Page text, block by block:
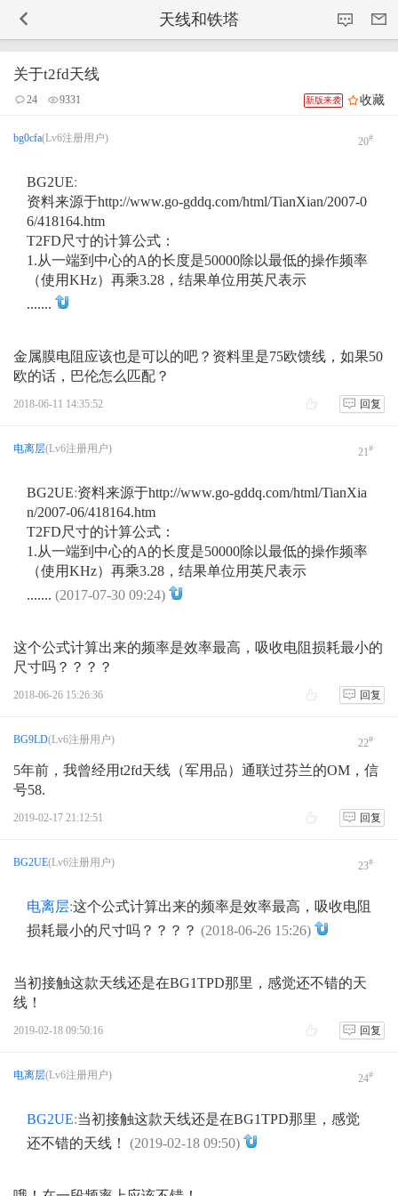
天线和铁塔
关于t2fd天线
24 9331 新版来袭 收藏
bg0cfa(Lv6注册用户) 20#
BG2UE:
资料来源于http://www.go-gddq.com/html/TianXian/2007-0
6/418164.htm
T2FD尺寸的计算公式：
1.从一端到中心的A的长度是50000除以最低的操作频率
（使用KHz）再乘3.28，结果单位用英尺表示
.......
金属膜电阻应该也是可以的吧？资料里是75欧馈线，如果50
欧的话，巴伦怎么匹配？
2018-06-11 14:35:52 回复
电离层(Lv6注册用户) 21#
BG2UE:资料来源于http://www.go-gddq.com/html/TianXia
n/2007-06/418164.htm
T2FD尺寸的计算公式：
1.从一端到中心的A的长度是50000除以最低的操作频率
（使用KHz）再乘3.28，结果单位用英尺表示
....... (2017-07-30 09:24)
这个公式计算出来的频率是效率最高，吸收电阻损耗最小的
尺寸吗？？？？
2018-06-26 15:26:36 回复
BG9LD(Lv6注册用户) 22#
5年前，我曾经用t2fd天线（军用品）通联过芬兰的OM，信
号58.
2019-02-17 21:12:51 回复
BG2UE(Lv6注册用户) 23#
电离层:这个公式计算出来的频率是效率最高，吸收电阻
损耗最小的尺寸吗？？？？ (2018-06-26 15:26)
当初接触这款天线还是在BG1TPD那里，感觉还不错的天
线！
2019-02-18 09:50:16 回复
电离层(Lv6注册用户) 24#
BG2UE:当初接触这款天线还是在BG1TPD那里，感觉
还不错的天线！
(2019-02-18 09:50)